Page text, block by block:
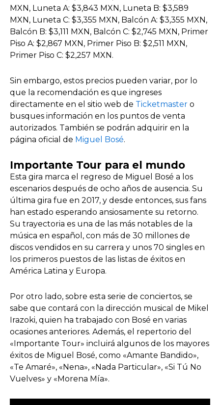
MXN, Luneta A: $3,843 MXN, Luneta B: $3,589
MXN, Luneta C: $3,355 MXN, Balcón A: $3,355 MXN,
Balcón B: $3,111 MXN, Balcón C: $2,745 MXN, Primer
Piso A: $2,867 MXN, Primer Piso B: $2,511 MXN,
Primer Piso C: $2,257 MXN.
Sin embargo, estos precios pueden variar, por lo
que la recomendación es que ingreses
directamente en el sitio web de Ticketmaster o
busques información en los puntos de venta
autorizados. También se podrán adquirir en la
página oficial de Miguel Bosé.
Importante Tour para el mundo
Esta gira marca el regreso de Miguel Bosé a los
escenarios después de ocho años de ausencia. Su
última gira fue en 2017, y desde entonces, sus fans
han estado esperando ansiosamente su retorno.
Su trayectoria es una de las más notables de la
música en español, con más de 30 millones de
discos vendidos en su carrera y unos 70 singles en
los primeros puestos de las listas de éxitos en
América Latina y Europa.
Por otro lado, sobre esta serie de conciertos, se
sabe que contará con la dirección musical de Mikel
Irazoki, quien ha trabajado con Bosé en varias
ocasiones anteriores. Además, el repertorio del
«Importante Tour» incluirá algunos de los mayores
éxitos de Miguel Bosé, como «Amante Bandido»,
«Te Amaré», «Nena», «Nada Particular», «Si Tú No
Vuelves» y «Morena Mía».